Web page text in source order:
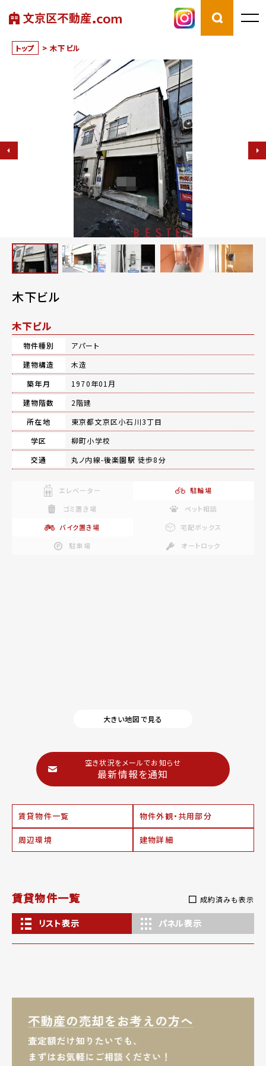
トップ > 木下ビル
木下ビル
木下ビル
物件種別
アパート
建物構造
木造
築年月
1970年01月
建物階数
2階建
所在地
東京都文京区小石川3丁目
学区
柳町小学校
交通
丸ノ内線-後楽園駅 徒歩8分
エレベーター
駐輪場
ゴミ置き場
ペット相談
バイク置き場
宅配ボックス
駐車場
オートロック
大きい地図で見る
空き状況をメールでお知らせ
最新情報を通知
賃貸物件一覧 物件外観・共用部分
周辺環境 建物詳細
賃貸物件一覧 成約済みも表示
リスト表示 パネル表示